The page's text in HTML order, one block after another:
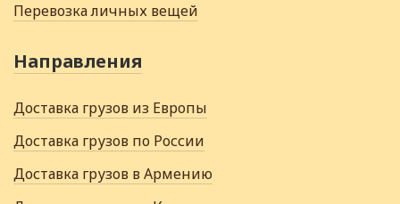
Перевозка личных вещей
Направления
Доставка грузов из Европы
Доставка грузов по России
Доставка грузов в Армению